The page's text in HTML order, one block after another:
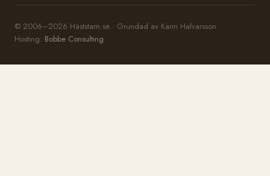
© 2006–2026 Häststam.se · Grundad av Karin Halvarsson
Hosting: Bobbe Consulting